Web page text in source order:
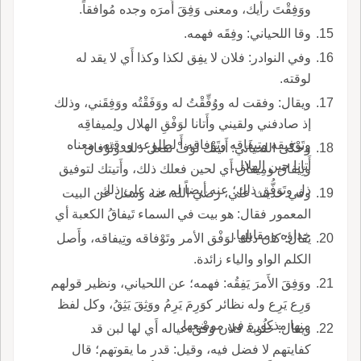
ووَفِقْتَ رأيك، ومعنى وَفِقَ أَمرَه وجده مُوافقاً.
وقا اللحياني: وفِقَه فهمه.
وفي النوادر: فلان لا يفِق لكذا وكذا أَي لا يقد له
لوقته.
ويقال: وفقت له ووُفِّقْتُ له ووَفَقْتُه ووَفِقَني، وذلك
إذ صادفني ولقيني وأَتانا لوَفْقِ الهلال ولِميفاقِه
وتَوْفِيقه وتِيفَاقه وتَوْفاقه أَ لطلوعه ووقته، معناه
أَتانا حين الهلال.
وحكى اللحياني: أَتيتك لوَفْ تفعل ذلك وتَوْفاق
وتِيفاق ومِيفاق أَي لحين فعلك ذلك، وأَتيتك لتوفيق
ذل وتَوَفُّق ذلك؛ عنه أيضاً لم يزد على ذلك.
وفي حديث علي، رضي الله عنه وسئل عن البيت
المعمور فقال: هو بيت في السماء تَيفاقُ الكعبة أي
خداؤه ومقابلها.
يقال: كان ذلك لوَفْق الأمر وتَوْفاقه وتِيفاقه، وأَصل
الكلم الواو والياء زائدة.
ووَفِقَ الأَمرَ يَفِقُه: فهمه؛ عن اللحياني، ونظير قولهم
وَرِع يَرِع وله نظائر كوَرِمَ يَرِمُ ووَثِقَ يَثِقُ، وكل لفظ
منها مذكورة في موضعها.
ويقال: حَلُوبة فلان وَفْق عياله أَي لها لبن قد
كفايتهم لا فضل فيه، وقيل: قدر ما يقوتهم؛ قال